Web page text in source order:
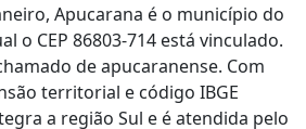
Apucarana é o município do
o CEP 86803-714 está vinculado.
de apucaranense. Com
territorial e código IBGE
a região Sul e é atendida pelo